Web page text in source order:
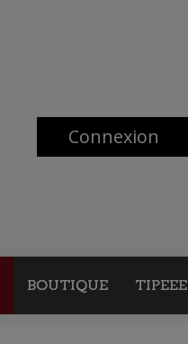
Connexion
BOUTIQUE TIPEEE